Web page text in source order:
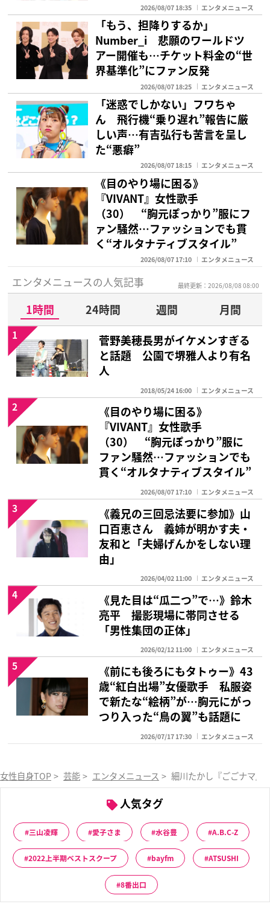
2026/08/07 18:35 エンタメニュース
「もう、担降りするか」
Number_i 悲願のワールドツ
アー開催も…チケット料金の“世
界基準化”にファン反発
2026/08/07 18:25 エンタメニュース
「迷惑でしかない」フワちゃ
ん 飛行機“乗り遅れ”報告に厳
しい声…有吉弘行も苦言を呈し
た“悪癖”
2026/08/07 18:15 エンタメニュース
《目のやり場に困る》
『VIVANT』女性歌手
（30） “胸元ぽっかり”服にフ
ァン騒然…ファッションでも貫
く“オルタナティブスタイル”
2026/08/07 17:10 エンタメニュース
エンタメニュースの人気記事 最終更新：2026/08/08 08:00
1時間 24時間 週間
月間
菅野美穂長男がイケメンすぎる
と話題 公園で堺雅人より有名
人
2018/05/24 16:00 エンタメニュース
1
《目のやり場に困る》
『VIVANT』女性歌手
（30） “胸元ぽっかり”服に
ファン騒然…ファッションでも
貫く“オルタナティブスタイル”
2026/08/07 17:10 エンタメニュース
2
《義兄の三回忌法要に参加》山
口百恵さん 義姉が明かす夫・
友和と「夫婦げんかをしない理
由」
2026/04/02 11:00 エンタメニュース
3
《見た目は“瓜二つ”で…》鈴木
亮平 撮影現場に帯同させる
「男性集団の正体」
2026/02/12 11:00 エンタメニュース
4
《前にも後ろにもタトゥー》43
歳“紅白出場”女優歌手 私服姿
で新たな“絵柄”が…胸元にがっ
つり入った“鳥の翼”も話題に
2026/07/17 17:30 エンタメニュース
5
女性自身TOP > 芸能 > エンタメニュース > 細川たかし『ごごナマ
人気タグ
三山凌輝 愛子さま 水谷豊 A.B.C-Z
2022上半期ベストスクープ bayfm ATSUSHI
8番出口